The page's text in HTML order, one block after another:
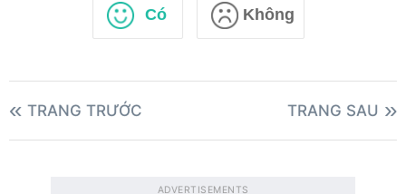
Có Không
TRANG TRƯỚC TRANG SAU
ADVERTISEMENTS